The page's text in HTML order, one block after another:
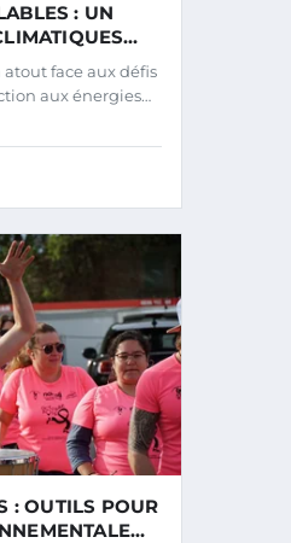
: UN
face aux défis
aux énergies…
: OUTILS POUR